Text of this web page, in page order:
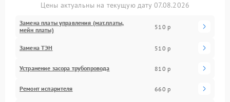
Цены актуальны на текущую дату 07.08.2026
Замена платы управления (мат.платы,
мейн платы)
510 р
Замена ТЭН 510 р
Устранение засора трубопровода 810 р
Ремонт испарителя 660 р